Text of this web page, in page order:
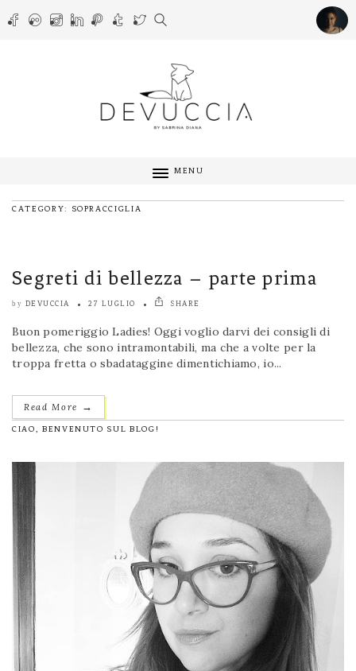
MENU
CATEGORY: SOPRACCIGLIA
Segreti di bellezza – parte prima
by DEVUCCIA 27 LUGLIO SHARE
Buon pomeriggio Ladies! Oggi voglio darvi dei consigli di
bellezza, che sono intramontabili, ma che a volte per la
troppa fretta o sbadataggine dimentichiamo, io...
Read More →
CIAO, BENVENUTO SUL BLOG!